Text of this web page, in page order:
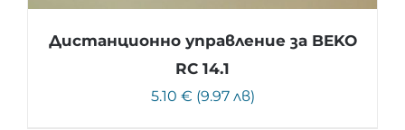
Дистанционно управление за BEKO
RC 14.1
5.10 € (9.97 лв)